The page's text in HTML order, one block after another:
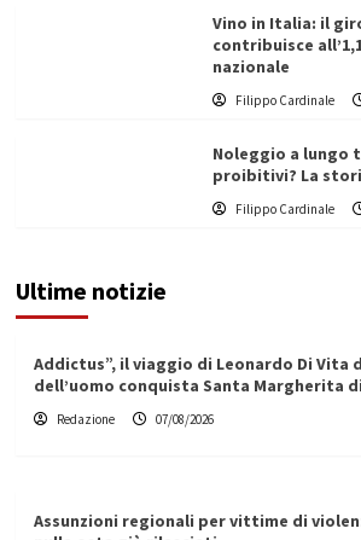
Vino in Italia: il
contribuisce
nazionale
Filippo Cardinale
Noleggio a lungo
proibitivi? La
Filippo Cardinale
Ultime notizie
Addictus”, il viaggio di Leonardo Di
dell’uomo conquista Santa Margherita
Redazione 07/08/2026
Assunzioni regionali per vittime di